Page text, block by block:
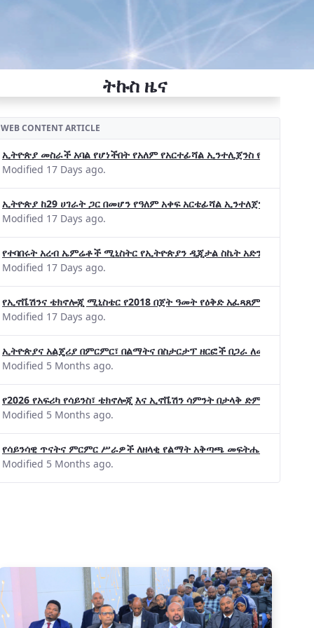
ትኩስ ዜና
WEB CONTENT ARTICLE
ኢትዮጵያ መስራች አባል የሆነችበት የአለም የአርተፊሻል ኢንተሊጀንስ የትብብር
Modified 17 Days ago.
ኢትዮጵያ ከ29 ሀገራት ጋር በመሆን የዓለም አቀፍ አርቴፊሻል ኢንተለጀንስ ትብብር
Modified 17 Days ago.
የተባበሩት አረብ ኤምሬቶች ሚኒስትር የኢትዮጵያን ዲጂታል ስኬት አድንቀዋል
Modified 17 Days ago.
የኢኖቬሽንና ቴክኖሎጂ ሚኒስቴር የ2018 በጀት ዓመት የዕቅድ አፈጻጸምና የቀጣይ
Modified 17 Days ago.
ኢትዮጵያና አልጄሪያ በምርምር፣ በልማትና በስታርታፕ ዘርፎች በጋራ ለመስራት መከሩ፡፡
Modified 5 Months ago.
የ2026 የአፍሪካ የሳይንስ፣ ቴክኖሎጂ እና ኢኖቬሽን ሳምንት በታላቅ ድምቀት
Modified 5 Months ago.
የሳይንሳዊ ጥናትና ምርምር ሥራዎች ለዘላቂ የልማት አቅጣጫ መፍትሔ ጠቋሚ
Modified 5 Months ago.